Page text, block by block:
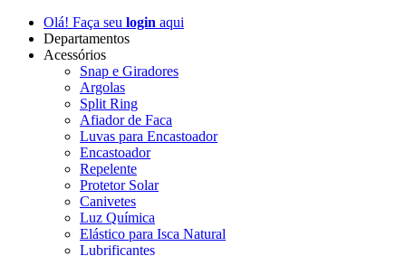
Olá! Faça seu login aqui
Departamentos
Acessórios
Snap e Giradores
Argolas
Split Ring
Afiador de Faca
Luvas para Encastoador
Encastoador
Repelente
Protetor Solar
Canivetes
Luz Química
Elástico para Isca Natural
Lubrificantes